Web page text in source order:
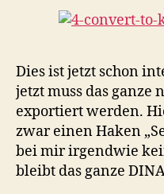
Dies ist jetzt schon
jetzt muss das ganze
exportiert werden.
zwar einen Haken
bei mir irgendwie
bleibt das ganze